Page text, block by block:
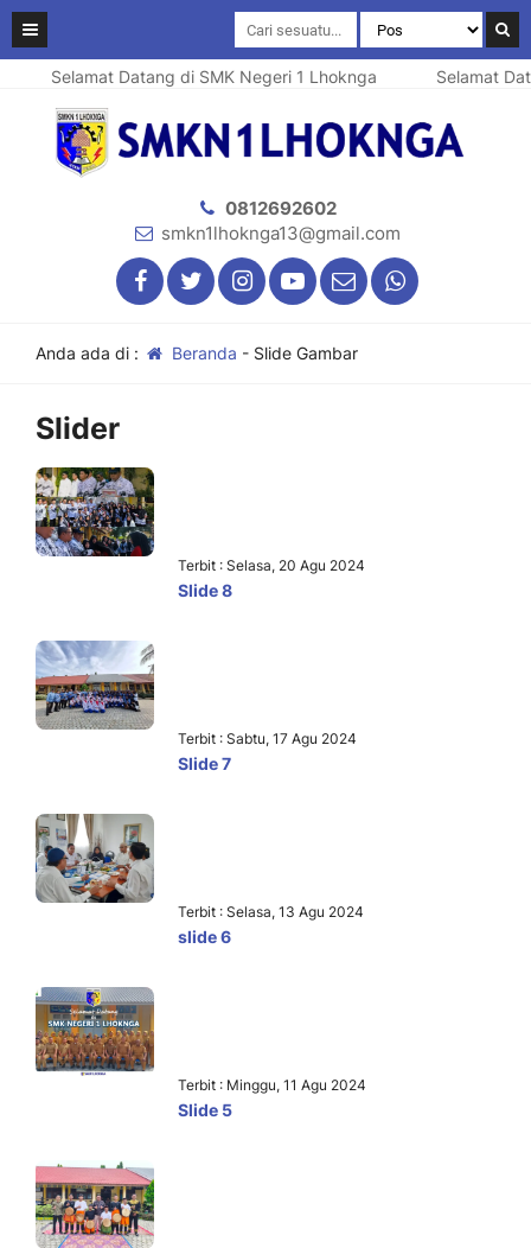
Selamat Datang di SMK Negeri 1 Lhoknga Selamat
0812692602
smkn1lhoknga13@gmail.com
Anda ada di : Beranda - Slide Gambar
Slider
Terbit : Selasa, 20 Agu 2024
Slide 8
Terbit : Sabtu, 17 Agu 2024
Slide 7
Terbit : Selasa, 13 Agu 2024
slide 6
Terbit : Minggu, 11 Agu 2024
Slide 5